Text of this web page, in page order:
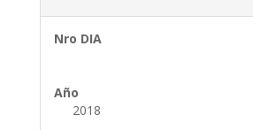
Nro DIA
Año
2018